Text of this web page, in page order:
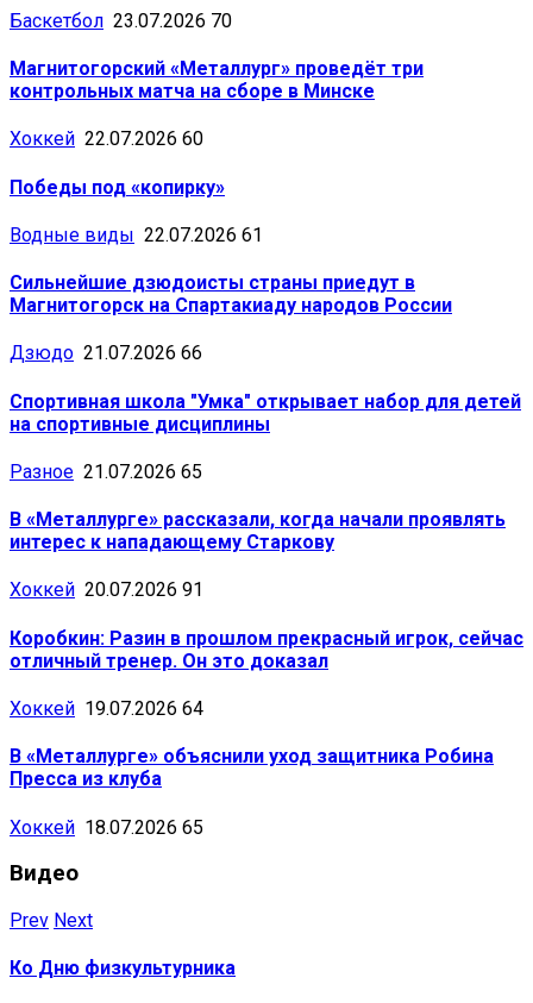
Баскетбол 23.07.2026 70
Магнитогорский «Металлург» проведёт три
контрольных матча на сборе в Минске
Хоккей 22.07.2026 60
Победы под «копирку»
Водные виды 22.07.2026 61
Сильнейшие дзюдоисты страны приедут в
Магнитогорск на Спартакиаду народов России
Дзюдо 21.07.2026 66
Спортивная школа "Умка" открывает набор для детей
на спортивные дисциплины
Разное 21.07.2026 65
В «Металлурге» рассказали, когда начали проявлять
интерес к нападающему Старкову
Хоккей 20.07.2026 91
Коробкин: Разин в прошлом прекрасный игрок, сейчас
отличный тренер. Он это доказал
Хоккей 19.07.2026 64
В «Металлурге» объяснили уход защитника Робина
Пресса из клуба
Хоккей 18.07.2026 65
Видео
Prev Next
Ко Дню физкультурника